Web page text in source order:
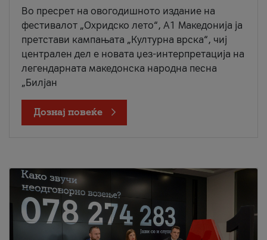
Во пресрет на овогодишното издание на
фестивалот „Охридско лето“, А1 Македонија ја
претстави кампањата „Културна врска“, чиј
централен дел е новата џез-интерпретација на
легендарната македонска народна песна
„Билјан
Дознај повеќе